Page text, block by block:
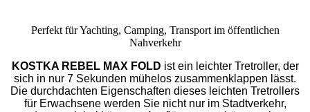
Perfekt für Yachting, Camping, Transport im öffentlichen
Nahverkehr
KOSTKA REBEL MAX FOLD ist ein leichter Tretroller, der
sich in nur 7 Sekunden mühelos zusammenklappen lässt.
Die durchdachten Eigenschaften dieses leichten Tretrollers
für Erwachsene werden Sie nicht nur im Stadtverkehr,